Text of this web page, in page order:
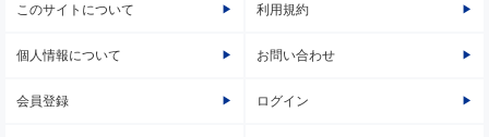
このサイトについて 利用規約
個人情報について お問い合わせ
会員登録 ログイン